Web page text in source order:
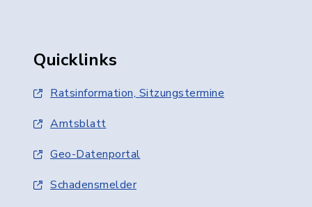
Quicklinks
Ratsinformation, Sitzungstermine
Amtsblatt
Geo-Datenportal
Schadensmelder